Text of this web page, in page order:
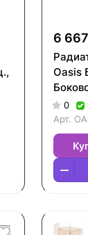
6
Oasis
0
Арт.